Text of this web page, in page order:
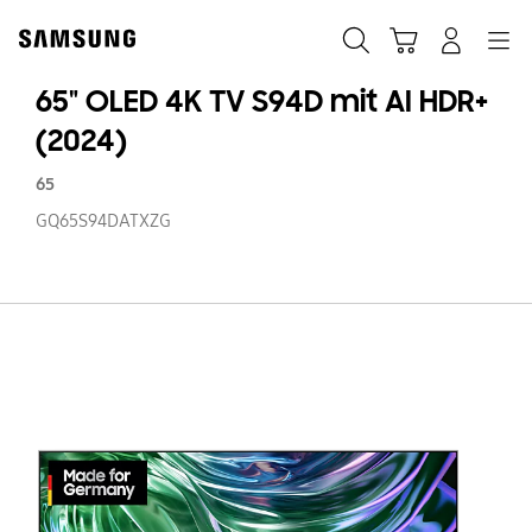
content
accessibility
65" OLED 4K TV S94D mit AI HDR+
(2024)
65
GQ65S94DATXZG